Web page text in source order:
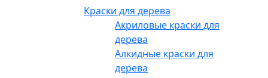
Краски для дерева
Акриловые краски для
дерева
Алкидные краски для
дерева